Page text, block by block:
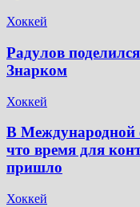
Хоккей
Радулов
Знарком
Хоккей
В Международной
что время для
пришло
Хоккей